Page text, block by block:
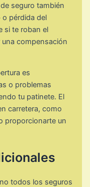
seguro también
pérdida del
si te roban el
compensación
es
o problemas
tu patinete. El
carretera, como
proporcionarte un
todos los seguros